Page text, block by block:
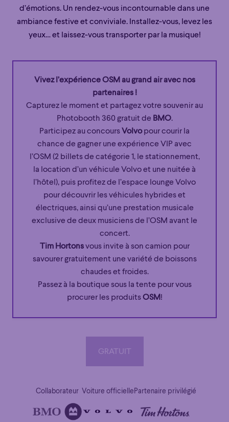
d’émotions. Un rendez-vous incontournable dans une
ambiance festive et conviviale. Installez-vous, levez les
yeux… et laissez-vous transporter par la musique!
Vivez l’expérience OSM au grand air avec nos
partenaires !
Capturez le moment et partagez votre souvenir au
Photobooth 360 gratuit de BMO.
Participez au concours Volvopour courir la
chance de gagner une expérience VIP avec
l’OSM (2 billets de catégorie 1, le stationnement,
la location d’un véhicule Volvo et une nuitée à
l’hôtel), puis profitez de l’espace lounge Volvo
pour découvrir les véhicules hybrides et
électriques, ainsi qu’une prestation musicale
exclusive de deux musiciens de l’OSM avant le
concert.
Tim Hortonsvous invite à son camion pour
savourer gratuitement une variété de boissons
chaudes et froides.
Passez à la boutique sous la tente pour vous
procurer les produitsOSM!
GRATUIT
GRATUIT
Collaborateur Voiture officiellePartenaire privilégié